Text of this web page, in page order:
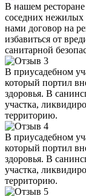
В нашем ресторане
соседних нежилых
нами договор на
избавиться от
санитарной
В приусадебном
который портил
здоровья. В
участка,
территорию.
В приусадебном
который портил
здоровья. В
участка,
территорию.